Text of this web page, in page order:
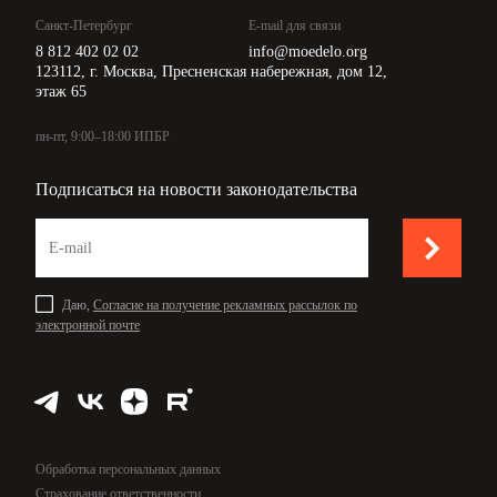
Санкт-Петербург
8 812 402 02 02
E-mail для связи
info@moedelo.org
123112, г. Москва, Пресненская набережная, дом 12,
этаж 65
пн-пт, 9:00–18:00 ИПБР
Подписаться на новости законодательства
Даю, Согласие на получение рекламных рассылок по
электронной почте
Обработка персональных данных
Страхование ответственности